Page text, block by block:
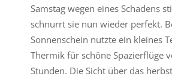
Samstag wegen eines Schadens
schnurrt sie nun wieder perfekt.
Sonnenschein nutzte ein kleines
Thermik für schöne Spazierflüge
Stunden. Die Sicht über das